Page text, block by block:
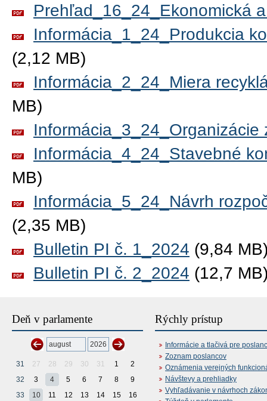
Prehľad_16_24_Ekonomická
Informácia_1_24_Produkcia
(2,12 MB)
Informácia_2_24_Miera
MB)
Informácia_4_24_Stavebné
MB)
Informácia_5_24_Návrh
(2,35 MB)
Bulletin PI č. 1_2024 (9,84
Bulletin PI č. 2_2024 (12,7
Deň v parlamente
31 27 28 29 30 31 1
2
32
3 4 5 6 7 8
9
33
10 11 12 13 14 15
16
Rýchly prístup
Informácie a tlačivá pre
Zoznam poslancov
Oznámenia verejných
Návštevy a prehliadky
Vyhľadávanie v návrhoch